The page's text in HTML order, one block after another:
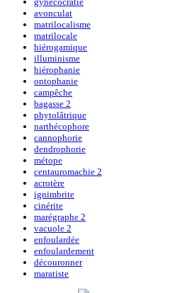
avonculat
matrilocalisme
matrilocale
hiérogamique
illuminisme
hiérophanie
ontophanie
campêche
bagasse 2
phytolâtrique
narthécophore
cannophorie
dendrophorie
métope
centauromachie 2
acrotère
ignimbrite
cinérite
marégraphe 2
vacuole 2
enfoulardée
enfoulardement
découronner
maratiste